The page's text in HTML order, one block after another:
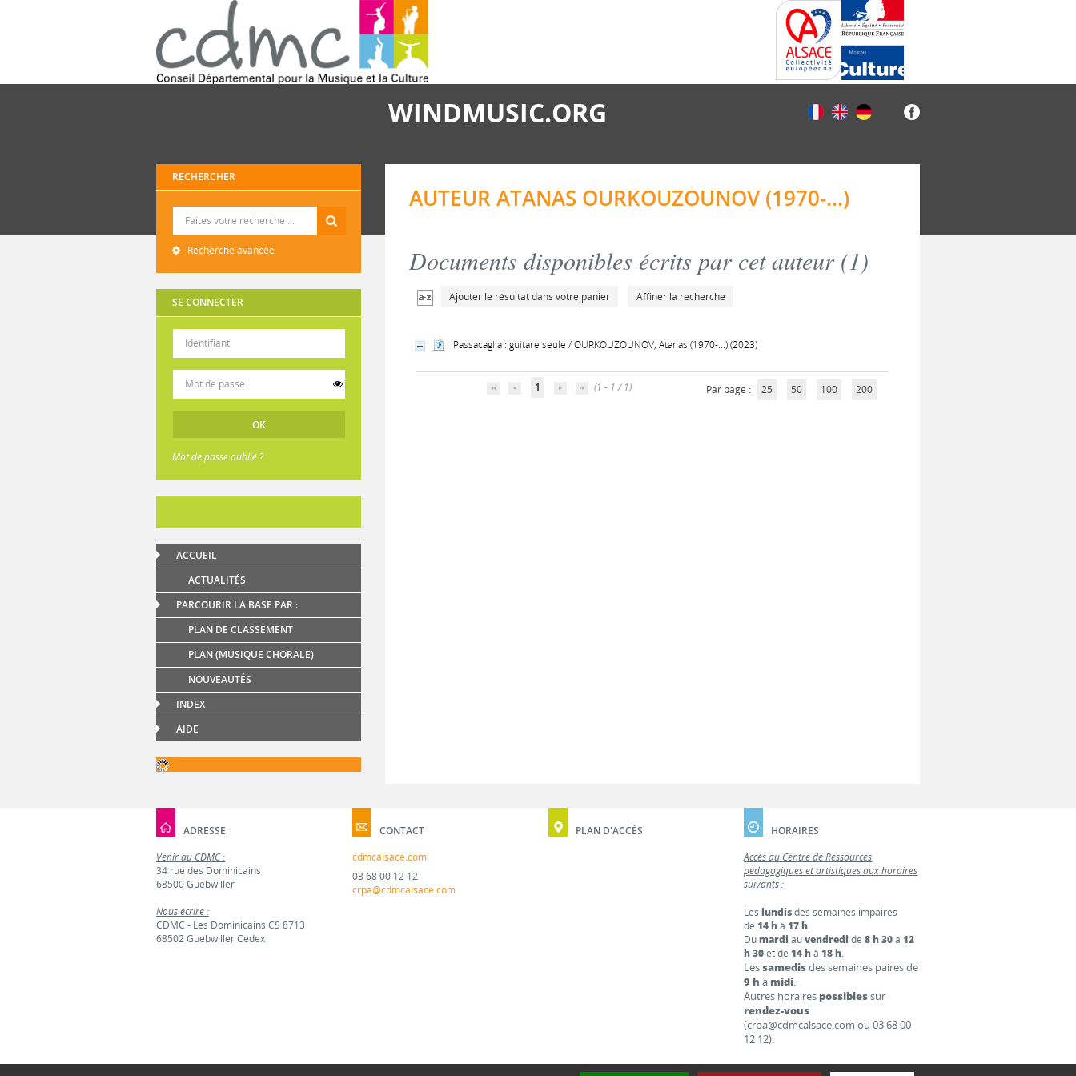
WINDMUSIC.ORG
RECHERCHER
Recherche avancée
SE CONNECTER
Mot de passe oublié ?
ACCUEIL
ACTUALITÉS
PARCOURIR LA BASE PAR :
PLAN DE CLASSEMENT
PLAN (MUSIQUE CHORALE)
NOUVEAUTÉS
INDEX
AIDE
AUTEUR ATANAS OURKOUZOUNOV (1970-...)
Documents disponibles écrits par cet auteur (1)
Ajouter le résultat dans votre panier Affiner la recherche
Passacaglia : guitare seule / OURKOUZOUNOV, Atanas (1970-...) (2023)
1 (1 - 1 / 1) Par page : 25 50 100 200
ADRESSE
Venir au CDMC :
34 rue des Dominicains
68500 Guebwiller
Nous écrire :
CDMC - Les Dominicains CS 8713
68502 Guebwiller Cedex
CONTACT
cdmcalsace.com
03 68 00 12 12
crpa@cdmcalsace.com
PLAN D'ACCÈS
HORAIRES
Accès au Centre de Ressources
pédagogiques et artistiques aux horaires
suivants :
Leslundisdes semaines impaires
de14 hà17 h.
Dumardi auvendredi de8 h 30à12
h 30et de14 hà18 h.
Lessamedisdes semaines paires de
9 h à midi.
Autres horaires possiblessur
rendez-vous
(crpa@cdmcalsace.com ou 03 68 00
12 12).